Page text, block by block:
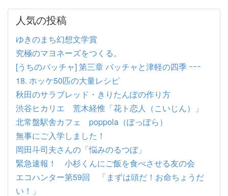
人気の投稿
ゆきのまち幻想文学賞
究極のマヨネーズをつくる。
[うちのバッチャ] 第三章 バッチャと津軽の四季 ｰｰｰ
18. ホッケ50匹の大量レシピ
秋田のサラブレッド・きりたんぽの作り方
渋谷ヒカリエ 荒木経惟「花ト恋人（こいじん）」
北常盤駅舎カフェ poppola（ぽっぽら）
無事にご入学しました！
岡田斗司夫さんの「悩みのるつぼ」
緊急速報！ 小杉くんにご飯を食べさせる友の会
エコハンター第59回 「まずは頭だ！お命ちょうだ
い！」